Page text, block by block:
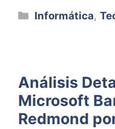
Categorías
Informática,
Análisis
Microsoft
Redmond